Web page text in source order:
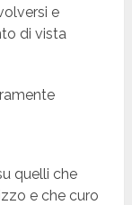
e
di vista
quelli che
e che curo